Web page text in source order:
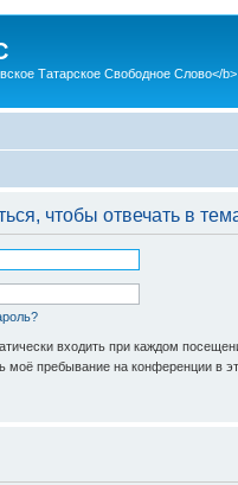
Татарское Свободное Слово</b>
чтобы отвечать в
входить при каждом
моё пребывание на конференции в